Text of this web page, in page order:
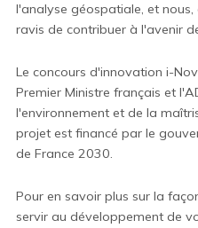
l'analyse géospatiale, et nous,
ravis de contribuer à l'avenir
Le concours d'innovation i-Nov
Premier Ministre français et
l'environnement et de la
projet est financé par le
de France 2030.
Pour en savoir plus sur la
servir au développement de